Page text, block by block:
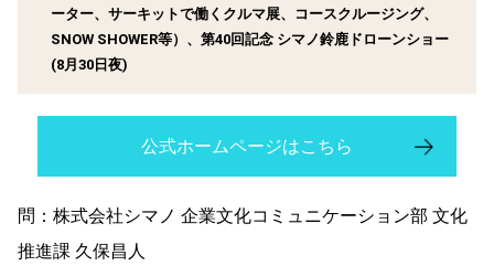
ーター、サーキットで働くクルマ展、コースクルージング、
SNOW SHOWER等）、 第40回記念 シマノ鈴鹿ドローンショー
(8月30日夜)
公式ホームページはこちら
問：株式会社シマノ 企業文化コミュニケーション部 文化
推進課 久保昌人